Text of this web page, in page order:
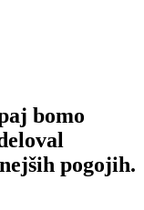
bomo
pogojih.